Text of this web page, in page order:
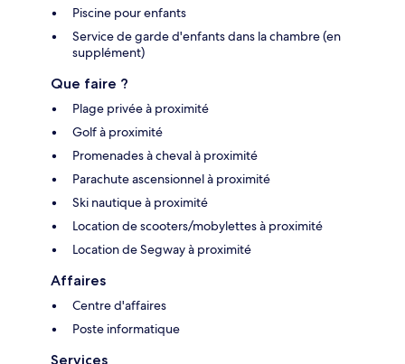
Piscine pour enfants
Service de garde d'enfants dans la chambre (en
supplément)
Que faire ?
Plage privée à proximité
Golf à proximité
Promenades à cheval à proximité
Parachute ascensionnel à proximité
Ski nautique à proximité
Location de scooters/mobylettes à proximité
Location de Segway à proximité
Affaires
Centre d'affaires
Poste informatique
Services